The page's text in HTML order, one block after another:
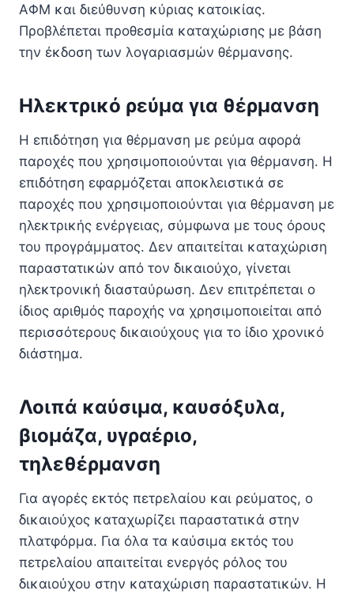
ΑΦΜ και διεύθυνση κύριας κατοικίας.
Προβλέπεται προθεσμία καταχώρισης με βάση
την έκδοση των λογαριασμών θέρμανσης.
Ηλεκτρικό ρεύμα για θέρμανση
Η επιδότηση για θέρμανση με ρεύμα αφορά
παροχές που χρησιμοποιούνται για θέρμανση. Η
επιδότηση εφαρμόζεται αποκλειστικά σε
παροχές που χρησιμοποιούνται για θέρμανση με
ηλεκτρικής ενέργειας, σύμφωνα με τους όρους
του προγράμματος. Δεν απαιτείται καταχώριση
παραστατικών από τον δικαιούχο, γίνεται
ηλεκτρονική διασταύρωση. Δεν επιτρέπεται ο
ίδιος αριθμός παροχής να χρησιμοποιείται από
περισσότερους δικαιούχους για το ίδιο χρονικό
διάστημα.
Λοιπά καύσιμα, καυσόξυλα,
βιομάζα, υγραέριο,
τηλεθέρμανση
Για αγορές εκτός πετρελαίου και ρεύματος, ο
δικαιούχος καταχωρίζει παραστατικά στην
πλατφόρμα. Για όλα τα καύσιμα εκτός του
πετρελαίου απαιτείται ενεργός ρόλος του
δικαιούχου στην καταχώριση παραστατικών. Η